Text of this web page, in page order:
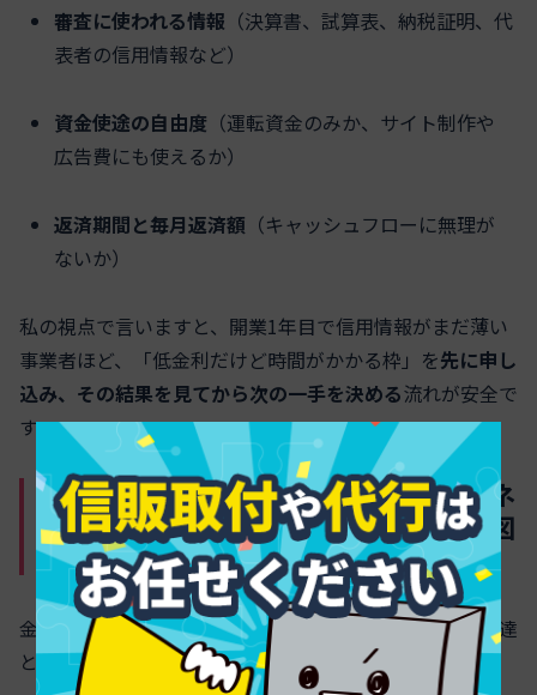
審査に使われる情報 （決算書、試算表、納税証明、代
表者の信用情報など）
資金使途の自由度 （運転資金のみか、サイト制作や
広告費にも使えるか）
返済期間と毎月返済額 （キャッシュフローに無理が
ないか）
私の視点で言いますと、開業1年目で信用情報がまだ薄い
事業者ほど、「低金利だけど時間がかかる枠」を先に申し
込み、その結果を見てから次の一手を決める流れが安全で
す。
銀行やネット銀行、ノンバンク、ビジネ
スカードローンの違いを資金調達の地図
で一発把握
金融機関ごとの立ち位置を、ホームページ制作の資金調達
という文脈で整理すると次のようになります。